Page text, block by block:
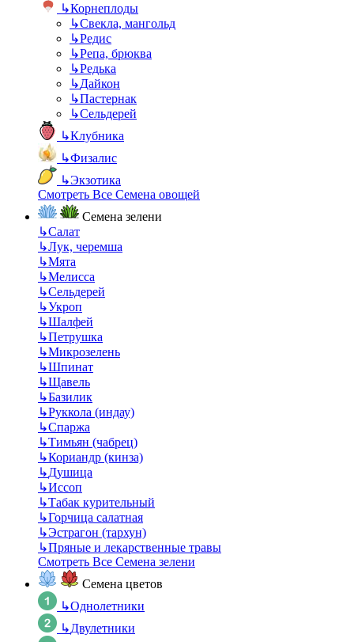
↳Корнеплоды
↳Свекла, мангольд
↳Редис
↳Репа, брюква
↳Редька
↳Дайкон
↳Пастернак
↳Сельдерей
↳Клубника
↳Физалис
↳Экзотика
Смотреть Все Семена овощей
Семена зелени
↳Салат
↳Лук, черемша
↳Мята
↳Мелисса
↳Сельдерей
↳Укроп
↳Шалфей
↳Петрушка
↳Микрозелень
↳Шпинат
↳Щавель
↳Базилик
↳Руккола (индау)
↳Спаржа
↳Тимьян (чабрец)
↳Кориандр (кинза)
↳Душица
↳Иссоп
↳Табак курительный
↳Горчица салатная
↳Эстрагон (тархун)
↳Пряные и лекарственные травы
Смотреть Все Семена зелени
Семена цветов
↳Однолетники
↳Двулетники